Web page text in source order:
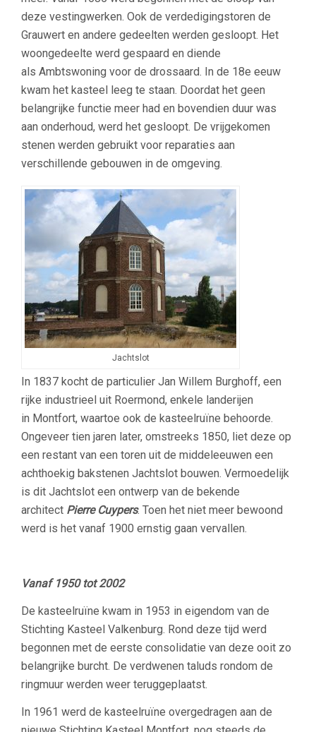
deze vestingwerken. Ook de verdedigingstoren de
Grauwert en andere gedeelten werden gesloopt. Het
woongedeelte werd gespaard en diende
als Ambtswoning voor de drossaard. In de 18e eeuw
kwam het kasteel leeg te staan. Doordat het geen
belangrijke functie meer had en bovendien duur was
aan onderhoud, werd het gesloopt. De vrijgekomen
stenen werden gebruikt voor reparaties aan
verschillende gebouwen in de omgeving.
Jachtslot
In 1837 kocht de particulier Jan Willem Burghoff, een
rijke industrieel uit Roermond, enkele landerijen
in Montfort, waartoe ook de kasteelruïne behoorde.
Ongeveer tien jaren later, omstreeks 1850, liet deze op
een restant van een toren uit de middeleeuwen een
achthoekig bakstenen Jachtslot bouwen. Vermoedelijk
is dit Jachtslot een ontwerp van de bekende
architect Pierre Cuypers. Toen het niet meer bewoond
werd is het vanaf 1900 ernstig gaan vervallen.
Vanaf 1950 tot 2002
De kasteelruïne kwam in 1953 in eigendom van de
Stichting Kasteel Valkenburg. Rond deze tijd werd
begonnen met de eerste consolidatie van deze ooit zo
belangrijke burcht. De verdwenen taluds rondom de
ringmuur werden weer teruggeplaatst.
In 1961 werd de kasteelruïne overgedragen aan de